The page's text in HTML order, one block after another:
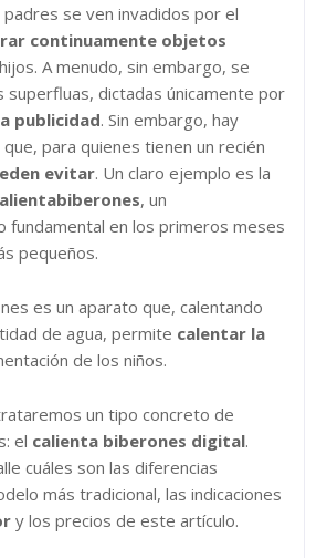
se ven invadidos por el
continuamente objetos
A menudo, sin embargo, se
dictadas únicamente por
publicidad. Sin embargo, hay
para quienes tienen un recién
evitar. Un claro ejemplo es la
, un
fundamental en los primeros meses
pequeños.
es un aparato que, calentando
de agua, permite calentar la
de los niños.
un tipo concreto de
el calienta biberones digital.
cuáles son las diferencias
más tradicional, las indicaciones
y los precios de este artículo.